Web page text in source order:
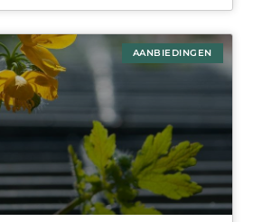
AANBIEDINGEN